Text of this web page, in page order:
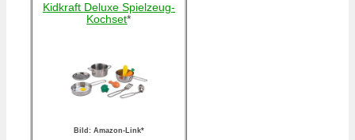
Kidkraft Deluxe Spielzeug-
Kochset*
Bild: Amazon-Link*